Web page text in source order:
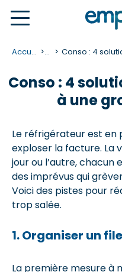
Accueil ... Conso : 4
Conso : 4
à une
Le réfrigérateur est en
exploser la facture. La
jour ou l’autre,
des imprévus qui
Voici des pistes pour
trop salée.
1. Organiser un
La première mesure à